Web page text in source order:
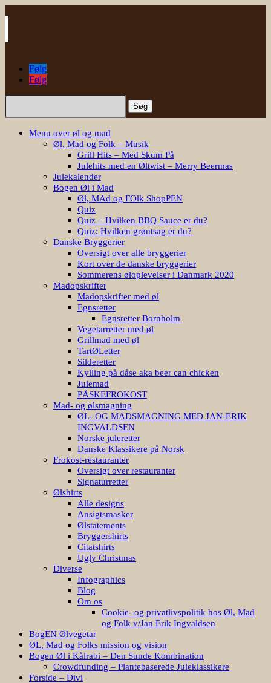
Følg
Følg
Søg
Menu over øl og mad
Øl, Mad og Folk – Musik
Grill Hits – Med Skum På
Julehits med en Øltwist – Merry Beermas
Julekalender
Bogen Øl i Mad
Øl, MAd og FOlk ShopPEN
Quiz
Quiz – Hvilken BBQ Sauce er du?
Quiz: Hvilken grøntsag er du?
Danske Bryggerier
Oversigt over alle bryggerier
Kort over de danske bryggerier
Sommerens øloplevelser i Danmark 2020
Madopskrifter
Madopskrifter med øl
Egnsretter
Egnsretter Bornholm
Vegetarretter med øl
Grillmad med øl
TartØLetter
Silderetter
Kylling på dåse aka beer can chicken
Julemad
PÅSKEFROKOST
Mad- og ølsmagning
ØL- OG MADSMAGNING MED JAN-ERIK
INGVALDSEN
Norske juleretter
Danske Klassikere på Norsk
Frokost-restauranter
Oversigt over restauranter
Signaturretter
Ølshirts
Alle designs
Ansigtsmasker
Ølstatements
Bryggershirts
Citatshirts
Ugly Christmas
Diverse
Infographics
Blog
Om os
Cookie- og privatlivspolitik hos Øl, Mad
og Folk v/Jan Erik Ingvaldsen
BogEN Ølvegetar
ØL, Mad og Folks mission og vision
Bogen Øl i Kålrabi – Den Sunde Kombination
Crowdfunding – Plantebaserede Juleklassikere
Forside – Divi